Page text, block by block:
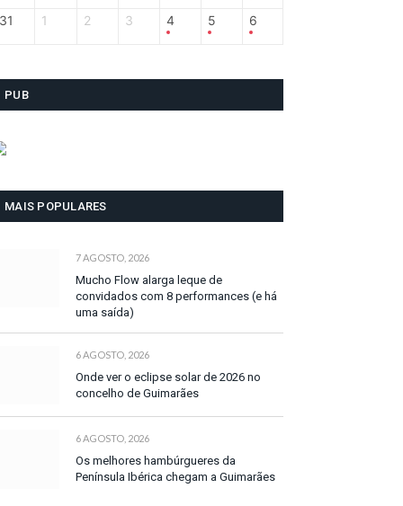
31 1 2 3 4 5 6
PUB
MAIS POPULARES
7 AGOSTO, 2026
Mucho Flow alarga leque de
convidados com 8 performances (e há
uma saída)
6 AGOSTO, 2026
Onde ver o eclipse solar de 2026 no
concelho de Guimarães
6 AGOSTO, 2026
Os melhores hambúrgueres da
Península Ibérica chegam a Guimarães